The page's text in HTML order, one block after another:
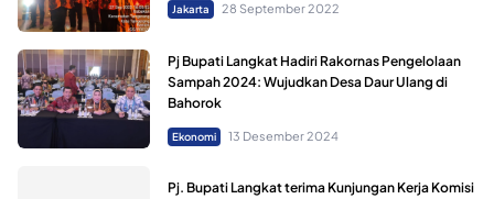
Jakarta 28 September 2022
Pj Bupati Langkat Hadiri Rakornas Pengelolaan
Sampah 2024: Wujudkan Desa Daur Ulang di
Bahorok
Ekonomi 13 Desember 2024
Pj. Bupati Langkat terima Kunjungan Kerja Komisi